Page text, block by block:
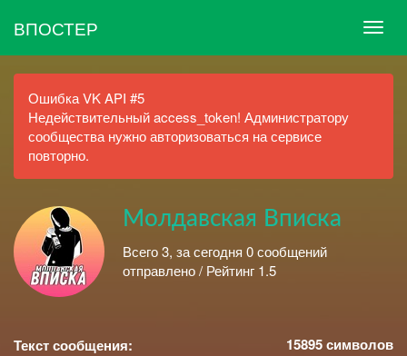
ВПОСТЕР
Ошибка VK API #5
Недействительный access_token! Администратору
сообщества нужно авторизоваться на сервисе
повторно.
Молдавская Вписка
Всего 3, за сегодня 0 сообщений
отправлено / Рейтинг 1.5
Текст сообщения: 15895символов